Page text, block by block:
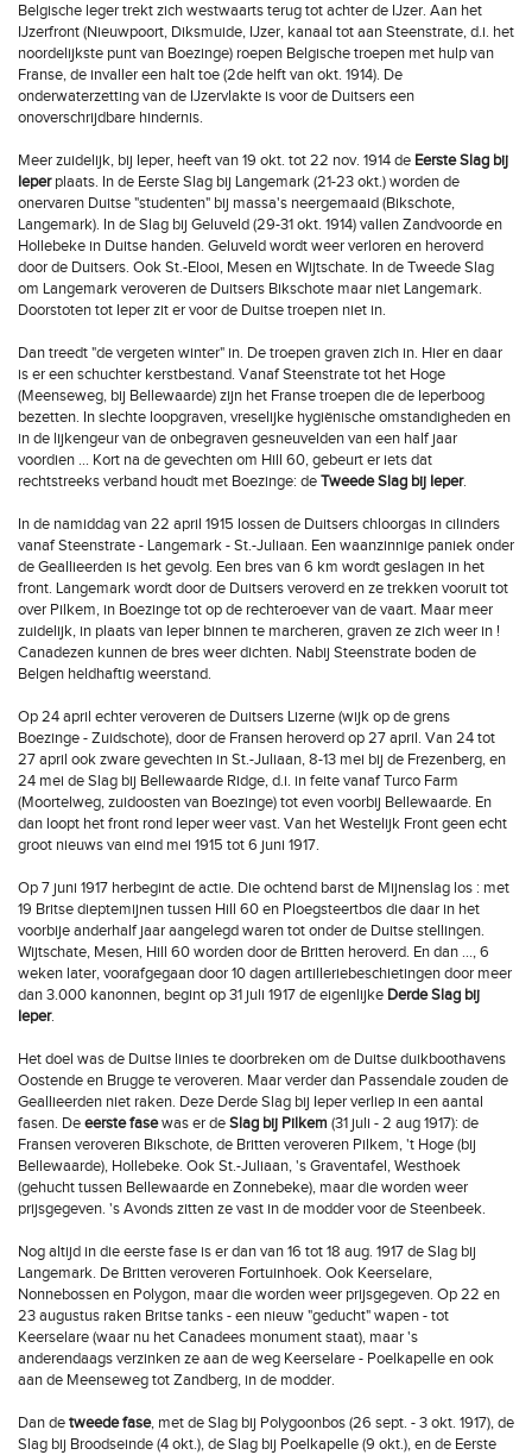
Belgische leger trekt zich westwaarts terug tot achter de IJzer. Aan het
IJzerfront (Nieuwpoort, Diksmuide, IJzer, kanaal tot aan Steenstrate, d.i. het
noordelijkste punt van Boezinge) roepen Belgische troepen met hulp van
Franse, de invaller een halt toe (2de helft van okt. 1914). De
onderwaterzetting van de IJzervlakte is voor de Duitsers een
onoverschrijdbare hindernis.
Meer zuidelijk, bij Ieper, heeft van 19 okt. tot 22 nov. 1914 de Eerste Slag bij
Ieperplaats. In de Eerste Slag bij Langemark (21-23 okt.) worden de
onervaren Duitse "studenten" bij massa's neergemaaid (Bikschote,
Langemark). In de Slag bij Geluveld (29-31 okt. 1914) vallen Zandvoorde en
Hollebeke in Duitse handen. Geluveld wordt weer verloren en heroverd
door de Duitsers. Ook St.-Elooi, Mesen en Wijtschate. In de Tweede Slag
om Langemark veroveren de Duitsers Bikschote maar niet Langemark.
Doorstoten tot Ieper zit er voor de Duitse troepen niet in.
Dan treedt "de vergeten winter" in. De troepen graven zich in. Hier en daar
is er een schuchter kerstbestand. Vanaf Steenstrate tot het Hoge
(Meenseweg, bij Bellewaarde) zijn het Franse troepen die de Ieperboog
bezetten. In slechte loopgraven, vreselijke hygiënische omstandigheden en
in de lijkengeur van de onbegraven gesneuvelden van een half jaar
voordien ... Kort na de gevechten om Hill 60, gebeurt er iets dat
rechtstreeks verband houdt met Boezinge: deTweede Slag bij Ieper.
In de namiddag van 22 april 1915 lossen de Duitsers chloorgas in cilinders
vanaf Steenstrate - Langemark - St.-Juliaan. Een waanzinnige paniek onder
de Geallieerden is het gevolg. Een bres van 6 km wordt geslagen in het
front. Langemark wordt door de Duitsers veroverd en ze trekken vooruit tot
over Pilkem, in Boezinge tot op de rechteroever van de vaart. Maar meer
zuidelijk, in plaats van Ieper binnen te marcheren, graven ze zich weer in !
Canadezen kunnen de bres weer dichten. Nabij Steenstrate boden de
Belgen heldhaftig weerstand.
Op 24 april echter veroveren de Duitsers Lizerne (wijk op de grens
Boezinge - Zuidschote), door de Fransen heroverd op 27 april. Van 24 tot
27 april ook zware gevechten in St.-Juliaan, 8-13 mei bij de Frezenberg, en
24 mei de Slag bij Bellewaarde Ridge, d.i. in feite vanaf Turco Farm
(Moortelweg, zuidoosten van Boezinge) tot even voorbij Bellewaarde. En
dan loopt het front rond Ieper weer vast. Van het Westelijk Front geen echt
groot nieuws van eind mei 1915 tot 6 juni 1917.
Op 7 juni 1917 herbegint de actie. Die ochtend barst de Mijnenslag los : met
19 Britse dieptemijnen tussen Hill 60 en Ploegsteertbos die daar in het
voorbije anderhalf jaar aangelegd waren tot onder de Duitse stellingen.
Wijtschate, Mesen, Hill 60 worden door de Britten heroverd. En dan …, 6
weken later, voorafgegaan door 10 dagen artilleriebeschietingen door meer
dan 3.000 kanonnen, begint op 31 juli 1917 de eigenlijke Derde Slag bij
Ieper.
Het doel was de Duitse linies te doorbreken om de Duitse duikboothavens
Oostende en Brugge te veroveren. Maar verder dan Passendale zouden de
Geallieerden niet raken. Deze Derde Slag bij Ieper verliep in een aantal
fasen. Deeerste fasewas er deSlag bij Pilkem (31 juli - 2 aug 1917): de
Fransen veroveren Bikschote, de Britten veroveren Pilkem, 't Hoge (bij
Bellewaarde), Hollebeke. Ook St.-Juliaan, 's Graventafel, Westhoek
(gehucht tussen Bellewaarde en Zonnebeke), maar die worden weer
prijsgegeven. 's Avonds zitten ze vast in de modder voor de Steenbeek.
Nog altijd in die eerste fase is er dan van 16 tot 18 aug. 1917 de Slag bij
Langemark. De Britten veroveren Fortuinhoek. Ook Keerselare,
Nonnebossen en Polygon, maar die worden weer prijsgegeven. Op 22 en
23 augustus raken Britse tanks - een nieuw "geducht" wapen - tot
Keerselare (waar nu het Canadees monument staat), maar 's
anderendaags verzinken ze aan de weg Keerselare - Poelkapelle en ook
aan de Meenseweg tot Zandberg, in de modder.
Dan detweede fase, met de Slag bij Polygoonbos (26 sept. - 3 okt. 1917), de
Slag bij Broodseinde (4 okt.), de Slag bij Poelkapelle (9 okt.), en de Eerste